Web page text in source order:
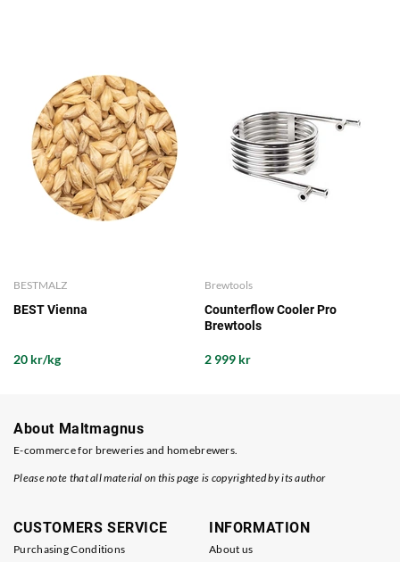
BESTMALZ
BEST Vienna
20 kr/kg
Brewtools
Counterflow Cooler Pro
Brewtools
2 999 kr
About Maltmagnus
E-commerce for breweries and homebrewers.
Please note that all material on this page is copyrighted by its author
CUSTOMERS SERVICE
Purchasing Conditions
INFORMATION
About us